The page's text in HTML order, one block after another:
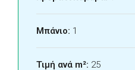
Μπάνιο: 1
Τιμή ανά m²: 25